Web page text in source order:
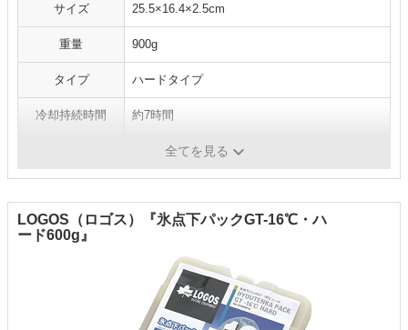
サイズ 25.5×16.4×2.5cm
重量 900g
タイプ ハードタイプ
冷却持続時間 約7時間
約18～24時間
全てを見る
LOGOS（ロゴス）『氷点下パックGT-16℃・ハ
ード600g』